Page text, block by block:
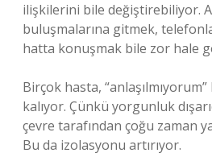
ilişkilerini bile değiştirebiliyor.
buluşmalarına gitmek,
hatta konuşmak bile zor hale
Birçok hasta,
kalıyor. Çünkü yorgunluk
çevre tarafından çoğu zaman
Bu da izolasyonu artırıyor.